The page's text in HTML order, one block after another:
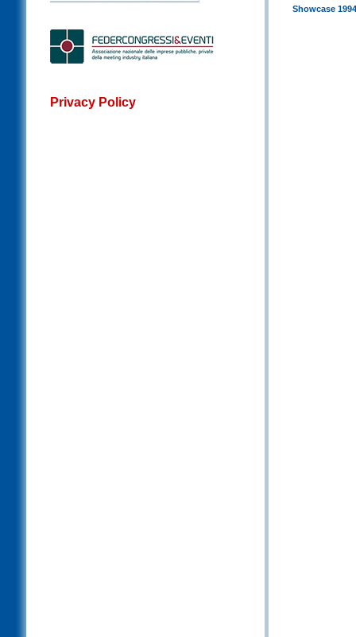
Privacy Policy
Showcase